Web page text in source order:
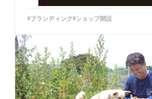
ブランディング ショップ開設